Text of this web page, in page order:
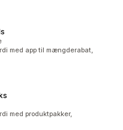
med app til mængderabat,
med produktpakker,